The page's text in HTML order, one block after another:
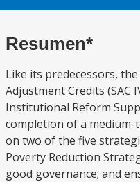
Resumen*
Like its predecessors,
Adjustment Credits (SAC
Institutional Reform
completion of a
on two of the five
Poverty Reduction
good governance; and